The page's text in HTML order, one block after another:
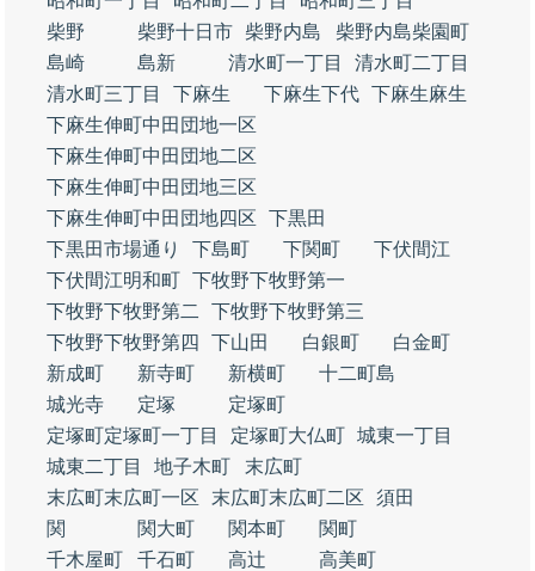
柴野
柴野十日市 柴野内島
柴野内島柴園町
島崎
島新 清水町一丁目
清水町二丁目
清水町三丁目
下麻生 下麻生下代 下麻生麻生
下麻生伸町中田団地一区
下麻生伸町中田団地二区
下麻生伸町中田団地三区
下麻生伸町中田団地四区
下黒田
下黒田市場通り
下島町 下関町
下伏間江
下伏間江明和町 下牧野下牧野第一
下牧野下牧野第二
下牧野下牧野第三
下牧野下牧野第四
下山田 白銀町
白金町
新成町
新寺町 新横町
十二町島
城光寺
定塚
定塚町
定塚町定塚町一丁目
定塚町大仏町 城東一丁目
城東二丁目
地子木町
末広町
末広町末広町一区
末広町末広町二区
須田
関
関大町 関本町
関町
千木屋町
千石町 高辻
高美町